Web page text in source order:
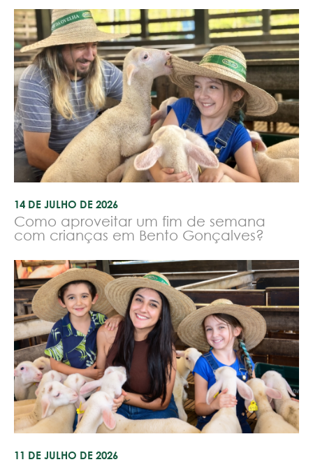
14 DE JULHO DE 2026
Como aproveitar um fim de semana
com crianças em Bento Gonçalves?
11 DE JULHO DE 2026